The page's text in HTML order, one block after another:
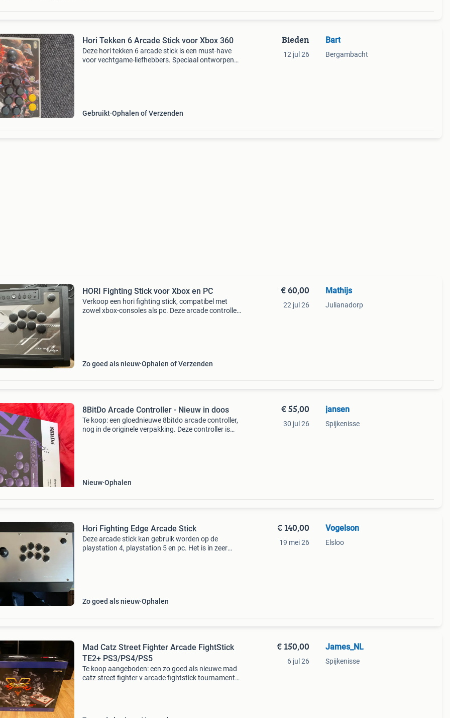
Hori Tekken 6 Arcade Stick voor Xbox 360
Deze hori tekken 6 arcade stick is een must-have
voor vechtgame-liefhebbers. Speciaal ontworpen
Gebruikt Ophalen of Verzenden
Bieden
12 jul 26
Bart
Bergambacht
HORI Fighting Stick voor Xbox en PC
Verkoop een hori fighting stick, compatibel met
zowel xbox-consoles als pc. Deze arcade controller
Zo goed als nieuw Ophalen of Verzenden
€ 60,00
22 jul 26
Mathijs
Julianadorp
8BitDo Arcade Controller - Nieuw in doos
Te koop: een gloednieuwe 8bitdo arcade controller,
nog in de originele verpakking. Deze controller is
Nieuw Ophalen
€ 55,00
30 jul 26
jansen
Spijkenisse
Hori Fighting Edge Arcade Stick
Deze arcade stick kan gebruik worden op de
playstation 4, playstation 5 en pc. Het is in zeer
Zo goed als nieuw Ophalen
€ 140,00
19 mei 26
Vogelson
Elsloo
Mad Catz Street Fighter Arcade FightStick
TE2+ PS3/PS4/PS5
Te koop aangeboden: een zo goed als nieuwe mad
catz street fighter v arcade fightstick tournament
€ 150,00
6 jul 26
James_NL
Spijkenisse